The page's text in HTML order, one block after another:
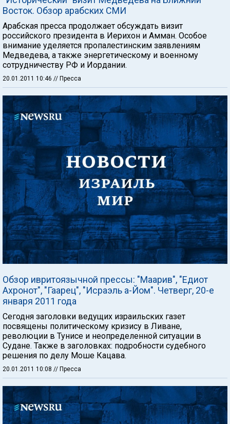
Восток. Обзор арабских СМИ
Арабская пресса продолжает обсуждать визит
российского президента в Иерихон и Амман. Особое
внимание уделяется пропалестинским заявлениям
Медведева, а также энергетическому и военному
сотрудничеству РФ и Иордании.
20.01.2011 10:46 // Пресса
Обзор ивритоязычной прессы: "Маарив", "Едиот
Ахронот", "Гаарец", "Исраэль а-Йом". Четверг, 20-е
января 2011 года
Сегодня заголовки ведущих израильских газет
посвящены политическому кризису в Ливане,
революции в Тунисе и неопределенной ситуации в
Судане. Также в заголовках: подробности судебного
решения по делу Моше Кацава.
20.01.2011 10:08 // Пресса